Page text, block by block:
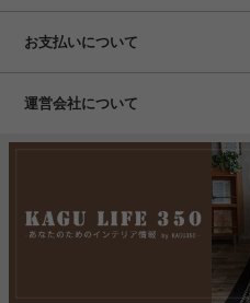
お支払いについて
運営会社について